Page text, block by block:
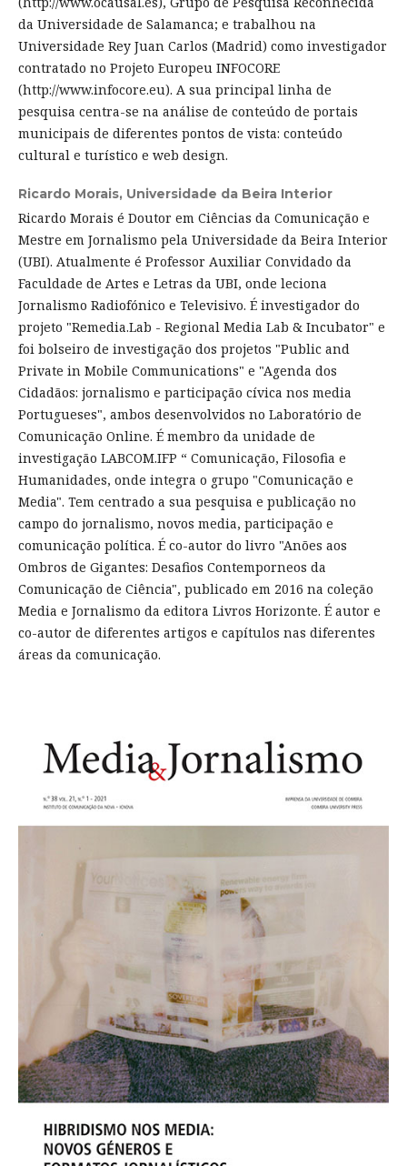
da Universidade de Salamanca; e trabalhou na
Universidade Rey Juan Carlos (Madrid) como investigador
contratado no Projeto Europeu INFOCORE
(http://www.infocore.eu). A sua principal linha de
pesquisa centra-se na análise de conteúdo de portais
municipais de diferentes pontos de vista: conteúdo
cultural e turístico e web design.
Ricardo Morais, Universidade da Beira Interior
Ricardo Morais é Doutor em Ciências da Comunicação e
Mestre em Jornalismo pela Universidade da Beira Interior
(UBI). Atualmente é Professor Auxiliar Convidado da
Faculdade de Artes e Letras da UBI, onde leciona
Jornalismo Radiofónico e Televisivo. É investigador do
projeto "Remedia.Lab - Regional Media Lab & Incubator" e
foi bolseiro de investigação dos projetos "Public and
Private in Mobile Communications" e "Agenda dos
Cidadãos: jornalismo e participação cívica nos media
Portugueses", ambos desenvolvidos no Laboratório de
Comunicação Online. É membro da unidade de
investigação LABCOM.IFP “ Comunicação, Filosofia e
Humanidades, onde integra o grupo "Comunicação e
Media". Tem centrado a sua pesquisa e publicação no
campo do jornalismo, novos media, participação e
comunicação política. É co-autor do livro "Anões aos
Ombros de Gigantes: Desafios Contemporneos da
Comunicação de Ciência", publicado em 2016 na coleção
Media e Jornalismo da editora Livros Horizonte. É autor e
co-autor de diferentes artigos e capítulos nas diferentes
áreas da comunicação.